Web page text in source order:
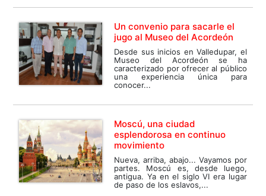
Un convenio para sacarle el
jugo al Museo del Acordeón
Desde sus inicios en Valledupar, el
Museo del Acordeón se ha
caracterizado por ofrecer al público
una experiencia única para
conocer...
Moscú, una ciudad
esplendorosa en continuo
movimiento
Nueva, arriba, abajo... Vayamos por
partes. Moscú es, desde luego,
antigua. Ya en el siglo VI era lugar
de paso de los eslavos,...